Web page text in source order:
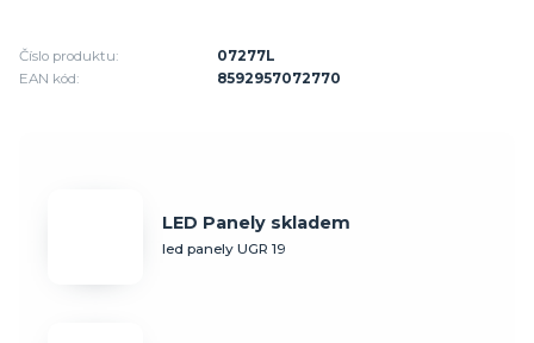
Číslo produktu:
07277L
EAN kód:
8592957072770
LED Panely skladem
led panely UGR 19